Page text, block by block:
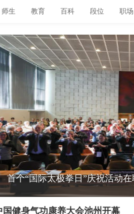
师生 教育 百科 段位 职场
首个“国际太极拳日”庆祝活动
国健身气功康养大会池州开幕